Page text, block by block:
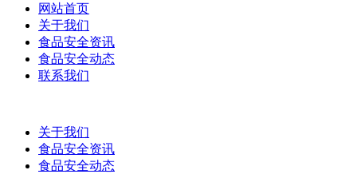
网站首页
关于我们
食品安全资讯
食品安全动态
联系我们
关于我们
食品安全资讯
食品安全动态